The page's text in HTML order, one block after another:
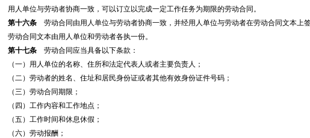
用人单位与劳动者协商一致，可以订立以完成一定工作任务为期限的劳动合同。
第十六条 劳动合同由用人单位与劳动者协商一致，并经用人单位与劳动者在劳动合同文本上签
劳动合同文本由用人单位和劳动者各执一份。
第十七条 劳动合同应当具备以下条款：
（一）用人单位的名称、住所和法定代表人或者主要负责人；
（二）劳动者的姓名、住址和居民身份证或者其他有效身份证件号码；
（三）劳动合同期限；
（四）工作内容和工作地点；
（五）工作时间和休息休假；
（六）劳动报酬；